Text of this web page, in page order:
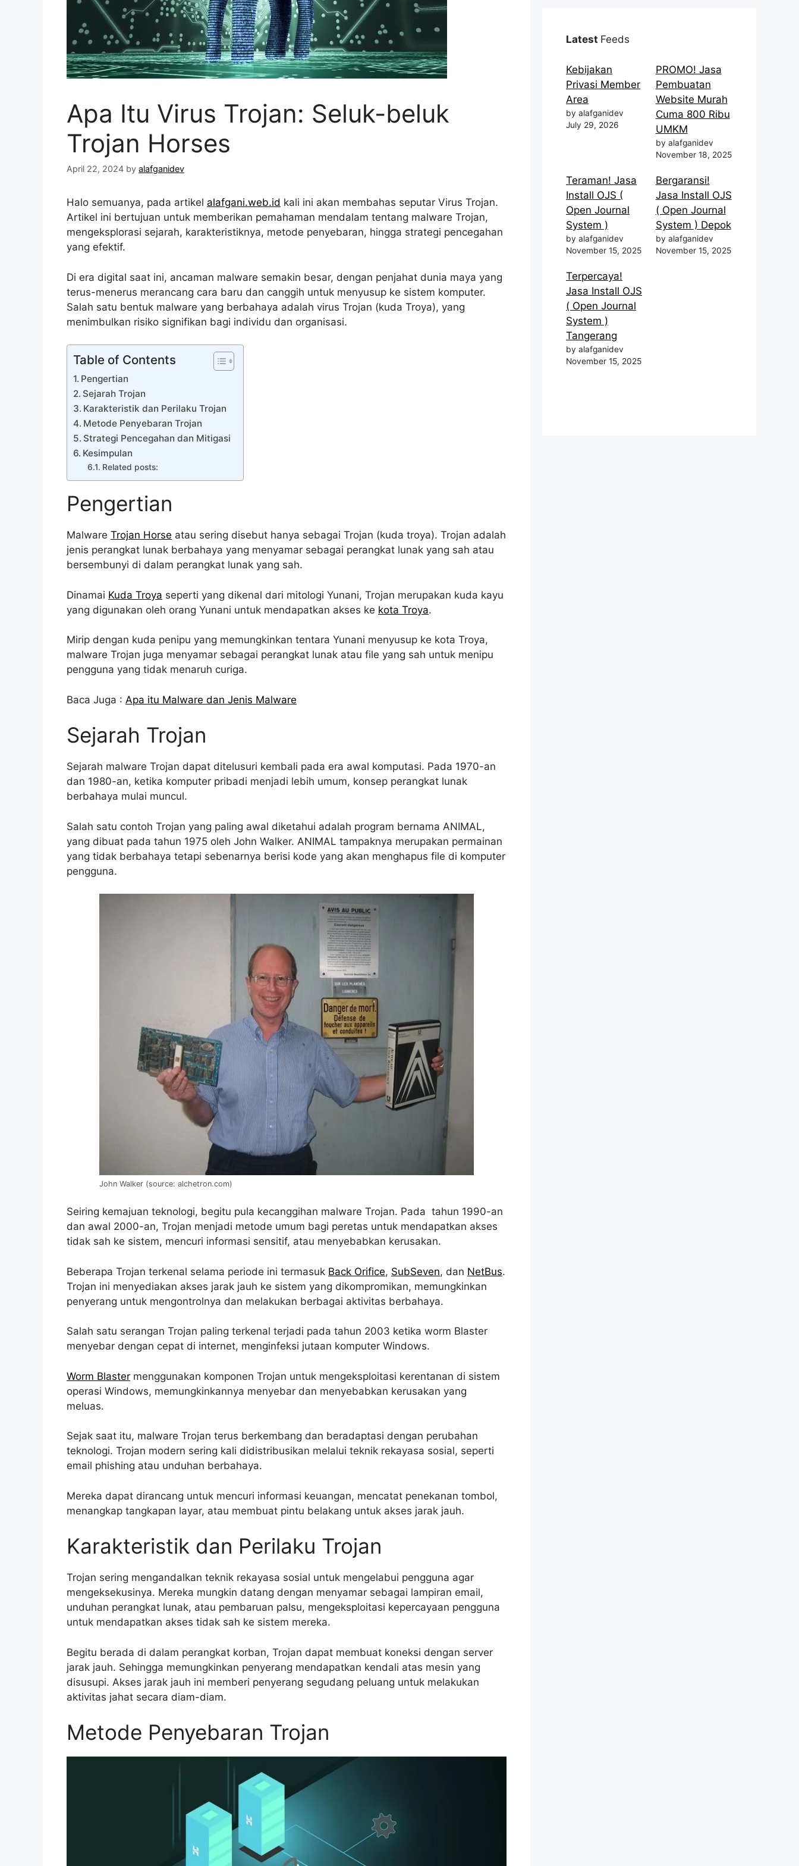
Apa Itu Virus Trojan: Seluk-beluk
Trojan Horses
April 22, 2024 by alafganidev
Halo semuanya, pada artikel alafgani.web.id kali ini akan membahas seputar Virus Trojan.
Artikel ini bertujuan untuk memberikan pemahaman mendalam tentang malware Trojan,
mengeksplorasi sejarah, karakteristiknya, metode penyebaran, hingga strategi pencegahan
yang efektif.
Di era digital saat ini, ancaman malware semakin besar, dengan penjahat dunia maya yang
terus-menerus merancang cara baru dan canggih untuk menyusup ke sistem komputer.
Salah satu bentuk malware yang berbahaya adalah virus Trojan (kuda Troya), yang
menimbulkan risiko signifikan bagi individu dan organisasi.
Table of Contents
Pengertian
Sejarah Trojan
Karakteristik dan Perilaku Trojan
Metode Penyebaran Trojan
Strategi Pencegahan dan Mitigasi
Kesimpulan
Related posts:
Pengertian
Malware Trojan Horse atau sering disebut hanya sebagai Trojan (kuda troya). Trojan adalah
jenis perangkat lunak berbahaya yang menyamar sebagai perangkat lunak yang sah atau
bersembunyi di dalam perangkat lunak yang sah.
Dinamai Kuda Troya seperti yang dikenal dari mitologi Yunani, Trojan merupakan kuda kayu
yang digunakan oleh orang Yunani untuk mendapatkan akses ke kota Troya.
Mirip dengan kuda penipu yang memungkinkan tentara Yunani menyusup ke kota Troya,
malware Trojan juga menyamar sebagai perangkat lunak atau file yang sah untuk menipu
pengguna yang tidak menaruh curiga.
Baca Juga : Apa itu Malware dan Jenis Malware
Sejarah Trojan
Sejarah malware Trojan dapat ditelusuri kembali pada era awal komputasi. Pada 1970-an
dan 1980-an, ketika komputer pribadi menjadi lebih umum, konsep perangkat lunak
berbahaya mulai muncul.
Salah satu contoh Trojan yang paling awal diketahui adalah program bernama ANIMAL,
yang dibuat pada tahun 1975 oleh John Walker. ANIMAL tampaknya merupakan permainan
yang tidak berbahaya tetapi sebenarnya berisi kode yang akan menghapus file di komputer
pengguna.
John Walker (source: alchetron.com)
Seiring kemajuan teknologi, begitu pula kecanggihan malware Trojan. Pada tahun 1990-an
dan awal 2000-an, Trojan menjadi metode umum bagi peretas untuk mendapatkan akses
tidak sah ke sistem, mencuri informasi sensitif, atau menyebabkan kerusakan.
Beberapa Trojan terkenal selama periode ini termasuk Back Orifice, SubSeven, dan NetBus.
Trojan ini menyediakan akses jarak jauh ke sistem yang dikompromikan, memungkinkan
penyerang untuk mengontrolnya dan melakukan berbagai aktivitas berbahaya.
Salah satu serangan Trojan paling terkenal terjadi pada tahun 2003 ketika worm Blaster
menyebar dengan cepat di internet, menginfeksi jutaan komputer Windows.
Worm Blaster menggunakan komponen Trojan untuk mengeksploitasi kerentanan di sistem
operasi Windows, memungkinkannya menyebar dan menyebabkan kerusakan yang
meluas.
Sejak saat itu, malware Trojan terus berkembang dan beradaptasi dengan perubahan
teknologi. Trojan modern sering kali didistribusikan melalui teknik rekayasa sosial, seperti
email phishing atau unduhan berbahaya.
Mereka dapat dirancang untuk mencuri informasi keuangan, mencatat penekanan tombol,
menangkap tangkapan layar, atau membuat pintu belakang untuk akses jarak jauh.
Karakteristik dan Perilaku Trojan
Trojan sering mengandalkan teknik rekayasa sosial untuk mengelabui pengguna agar
mengeksekusinya. Mereka mungkin datang dengan menyamar sebagai lampiran email,
unduhan perangkat lunak, atau pembaruan palsu, mengeksploitasi kepercayaan pengguna
untuk mendapatkan akses tidak sah ke sistem mereka.
Begitu berada di dalam perangkat korban, Trojan dapat membuat koneksi dengan server
jarak jauh. Sehingga memungkinkan penyerang mendapatkan kendali atas mesin yang
disusupi. Akses jarak jauh ini memberi penyerang segudang peluang untuk melakukan
aktivitas jahat secara diam-diam.
Metode Penyebaran Trojan
Latest Feeds
Kebijakan
Privasi Member
Area
by alafganidev
July 29, 2026
PROMO! Jasa
Pembuatan
Website Murah
Cuma 800 Ribu
UMKM
by alafganidev
November 18, 2025
Teraman! Jasa
Install OJS (
Open Journal
System )
by alafganidev
November 15, 2025
Bergaransi!
Jasa Install OJS
( Open Journal
System ) Depok
by alafganidev
November 15, 2025
Terpercaya!
Jasa Install OJS
( Open Journal
System )
Tangerang
by alafganidev
November 15, 2025